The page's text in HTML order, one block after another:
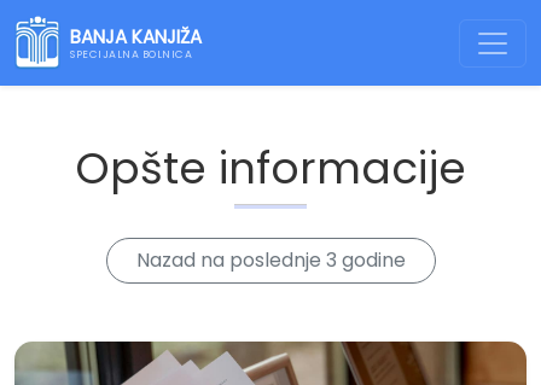
BANJA KANJIŽA
SPECIJALNA BOLNICA
Opšte informacije
Nazad na poslednje 3 godine